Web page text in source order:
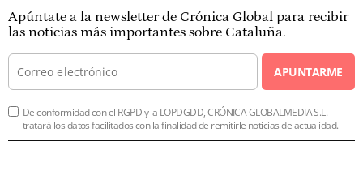
Apúntate a la newsletter de Crónica Global para recibir
las noticias más importantes sobre Cataluña.
APUNTARME
De conformidad con el RGPD y la LOPDGDD, CRÓNICA GLOBALMEDIA S.L.
tratará los datos facilitados con la finalidad de remitirle noticias de actualidad.